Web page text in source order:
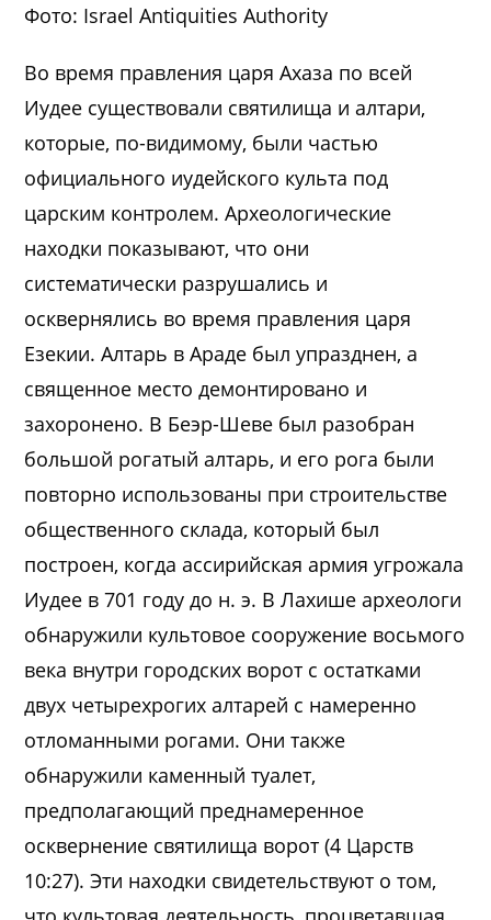
Фото: Israel Antiquities Authority
Во время правления царя Ахаза по всей
Иудее существовали святилища и алтари,
которые, по-видимому, были частью
официального иудейского культа под
царским контролем. Археологические
находки показывают, что они
систематически разрушались и
осквернялись во время правления царя
Езекии. Алтарь в Араде был упразднен, а
священное место демонтировано и
захоронено. В Беэр-Шеве был разобран
большой рогатый алтарь, и его рога были
повторно использованы при строительстве
общественного склада, который был
построен, когда ассирийская армия угрожала
Иудее в 701 году до н. э. В Лахише археологи
обнаружили культовое сооружение восьмого
века внутри городских ворот с остатками
двух четырехрогих алтарей с намеренно
отломанными рогами. Они также
обнаружили каменный туалет,
предполагающий преднамеренное
осквернение святилища ворот (4 Царств
10:27). Эти находки свидетельствуют о том,